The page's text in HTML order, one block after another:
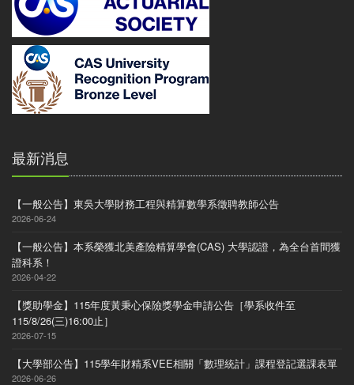
最新消息
【一般公告】東吳大學財務工程與精算數學系徵聘教師公告
2026-06-24
【一般公告】本系榮獲北美產險精算學會(CAS) 大學認證，為全台首間獲
證科系！
2026-04-22
【獎助學金】115年度黃秉心保險獎學金申請公告［學系收件至
115/8/26(三)16:00止］
2026-07-15
【大學部公告】115學年財精系VEE相關「數理統計」課程登記選課表單
2026-06-26